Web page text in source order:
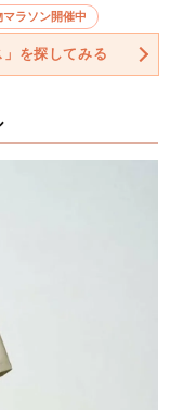
ラソン開催中
を探してみる